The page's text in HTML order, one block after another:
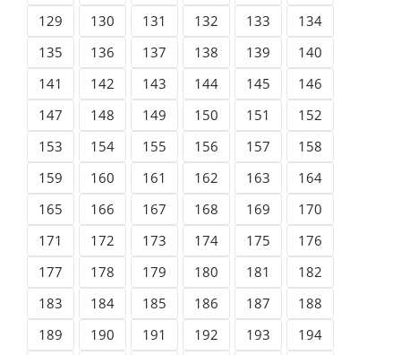
129
130 131 132 133
134
135
136 137 138 139
140
141
142 143 144 145
146
147
148 149 150 151
152
153
154 155 156 157
158
159
160 161 162 163
164
165
166 167 168 169
170
171
172 173 174 175
176
177
178 179 180 181
182
183
184 185 186 187
188
189
190 191 192 193
194